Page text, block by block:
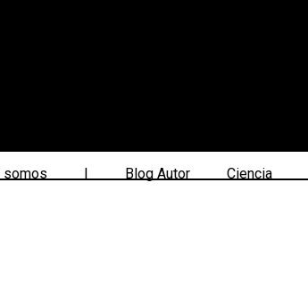
somos | Blog Autor Ciencia